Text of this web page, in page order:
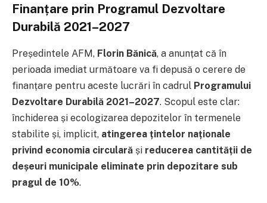
Finanțare prin Programul Dezvoltare
Durabilă 2021–2027
Președintele AFM, Florin Bănică, a anunțat că în
perioada imediat următoare va fi depusă o cerere de
finanțare pentru aceste lucrări în cadrul Programului
Dezvoltare Durabilă 2021–2027. Scopul este clar:
închiderea și ecologizarea depozitelor în termenele
stabilite și, implicit, atingerea țintelor naționale
privind economia circulară și reducerea cantității de
deșeuri municipale eliminate prin depozitare sub
pragul de 10%.